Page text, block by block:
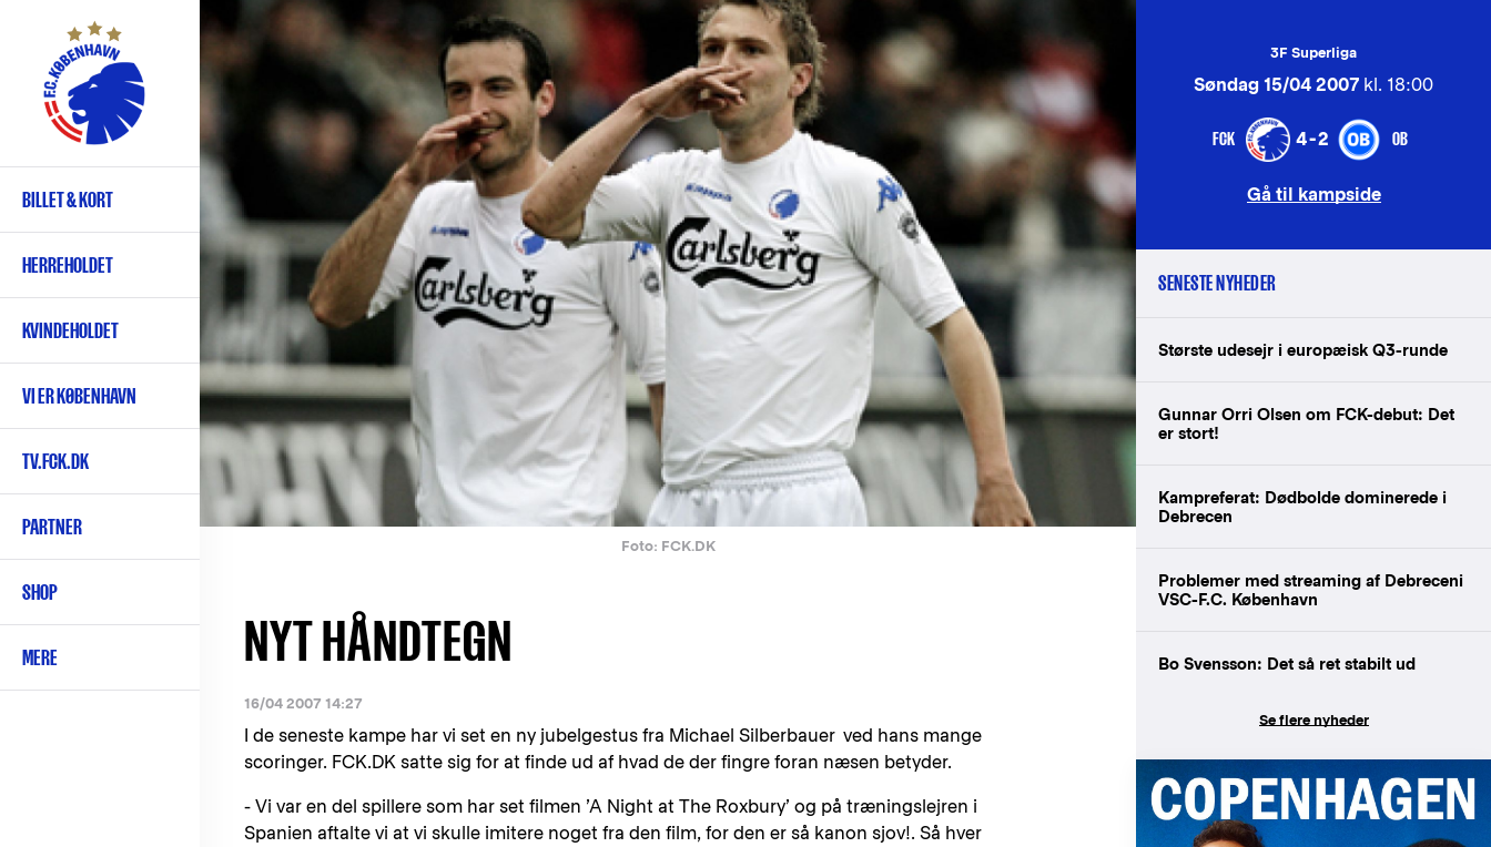
hovedindhold
Primær
navigation
BILLET & KORT
HERREHOLDET
KVINDEHOLDET
VI ER KØBENHAVN
TV.FCK.DK
PARTNER
SHOP
MERE
Foto: FCK.DK
NYT HÅNDTEGN
16/04 2007 14:27
I de seneste kampe har vi set en ny jubelgestus fra Michael Silberbauer ved hans mange
scoringer. FCK.DK satte sig for at finde ud af hvad de der fingre foran næsen betyder.
- Vi var en del spillere som har set filmen ’A Night at The Roxbury’ og på træningslejren i
Spanien aftalte vi at vi skulle imitere noget fra den film, for den er så kanon sjov!. Så hver
3F Superliga
Søndag 15/04 2007 kl. 18:00
FCK 4-2 OB
Gå til kampside
SENESTE NYHEDER
Største udesejr i europæisk Q3-runde
Gunnar Orri Olsen om FCK-debut: Det
er stort!
Kampreferat: Dødbolde dominerede i
Debrecen
Problemer med streaming af Debreceni
VSC-F.C. København
Bo Svensson: Det så ret stabilt ud
Se flere nyheder